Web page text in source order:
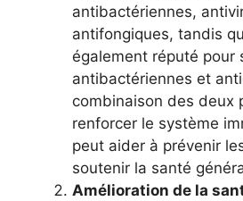
antibactériennes,
antifongiques, tandis
également réputé pour
antibactériennes et
combinaison des deux
renforcer le système
peut aider à prévenir
soutenir la santé
Amélioration de la